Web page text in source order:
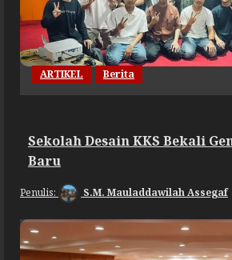
ARTIKEL Berita
Sekolah Desain KKS Bekali
Baru
S.M. Mauladdawilah Assegaf